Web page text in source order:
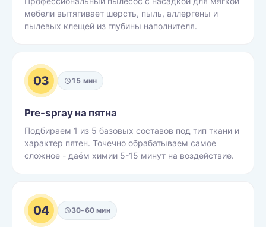
мебели вытягивает шерсть, пыль, аллергены и
пылевых клещей из глубины наполнителя.
03 15 мин
Pre-spray на пятна
Подбираем 1 из 5 базовых составов под тип ткани и
характер пятен. Точечно обрабатываем самое
сложное - даём химии 5-15 минут на воздействие.
04 30-60 мин